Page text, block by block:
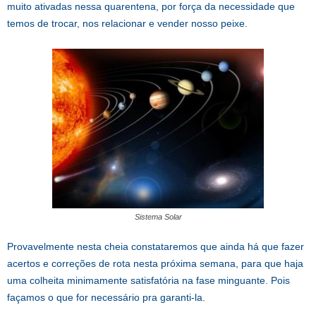
muito ativadas nessa quarentena, por força da necessidade que
temos de trocar, nos relacionar e vender nosso peixe.
Sistema Solar
Provavelmente nesta cheia constataremos que ainda há que fazer
acertos e correções de rota nesta próxima semana, para que haja
uma colheita minimamente satisfatória na fase minguante. Pois
façamos o que for necessário pra garanti-la.